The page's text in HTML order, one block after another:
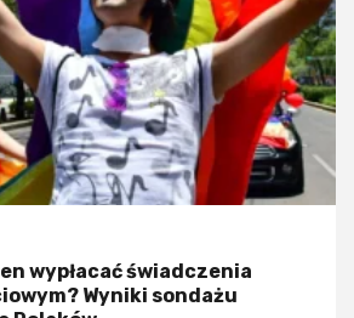
wypłacać świadczenia
Wyniki sondażu